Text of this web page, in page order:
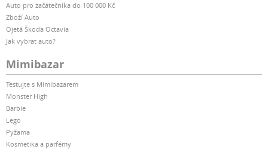
Auto pro začátečníka do 100 000 Kč
Zboží Auto
Ojetá Škoda Octavia
Jak vybrat auto?
Mimibazar
Testujte s Mimibazarem
Monster High
Barbie
Lego
Pyžama
Kosmetika a parfémy